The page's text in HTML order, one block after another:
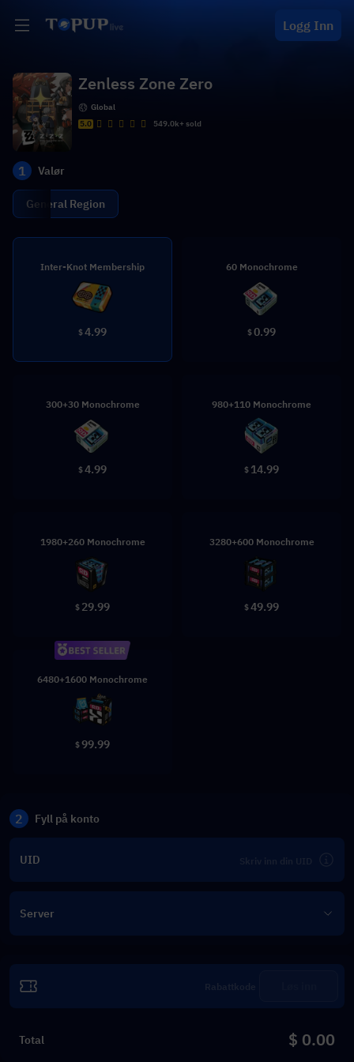
Logg Inn
Zenless Zone Zero
Global
5.0
549.0k+ sold
1 Valør
General Region
Inter-Knot Membership
$4.99
60 Monochrome
$0.99
300+30 Monochrome
$4.99
980+110 Monochrome
$ 14.99
1980+260 Monochrome
$ 29.99
3280+600 Monochrome
$49.99
6480+1600 Monochrome
$99.99
2 Fyll på konto
UID
Server
Total $ 0.00